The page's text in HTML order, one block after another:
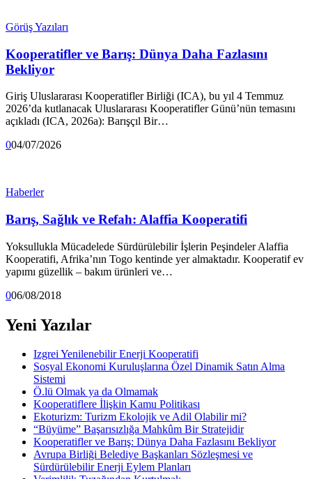
Görüş Yazıları
Kooperatifler ve Barış: Dünya Daha Fazlasını
Bekliyor
Giriş Uluslararası Kooperatifler Birliği (ICA), bu yıl 4 Temmuz
2026’da kutlanacak Uluslararası Kooperatifler Günü’nün temasını
açıkladı (ICA, 2026a): Barışçıl Bir…
004/07/2026
Haberler
Barış, Sağlık ve Refah: Alaffia Kooperatifi
Yoksullukla Mücadelede Sürdürülebilir İşlerin Peşindeler Alaffia
Kooperatifi, Afrika’nın Togo kentinde yer almaktadır. Kooperatif ev
yapımı güzellik – bakım ürünleri ve…
006/08/2018
Yeni Yazılar
Izgrei Yenilenebilir Enerji Kooperatifi
Sosyal Ekonomi Kuruluşlarına Özel Dinamik Satın Alma
Sistemi
Ö.lü Olmak ya da Olmamak
Kooperatiflere İlişkin Kamu Politikası
Ekoturizm: Turizm Ekolojik ve Adil Olabilir mi?
“Büyüme” Başarısızlığa Mahkûm Bir Stratejidir
Kooperatifler ve Barış: Dünya Daha Fazlasını Bekliyor
Avrupa Birliği Belediye Başkanları Sözleşmesi ve
Sürdürülebilir Enerji Eylem Planları